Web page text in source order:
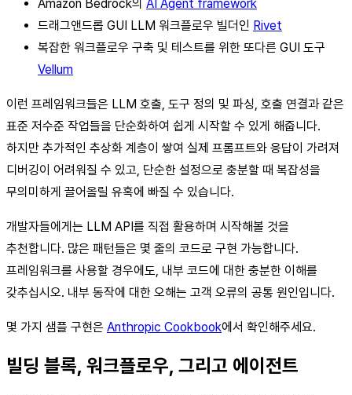
Amazon Bedrock의 AI Agent framework
드래그앤드롭 GUI LLM 워크플로우 빌더인 Rivet
복잡한 워크플로우 구축 및 테스트를 위한 또다른 GUI 도구
Vellum
이런 프레임워크들은 LLM 호출, 도구 정의 및 파싱, 호출 연결과 같은
표준 저수준 작업들을 단순화하여 쉽게 시작할 수 있게 해줍니다.
하지만 추가적인 추상화 계층이 쌓여 실제 프롬프트와 응답이 가려져
디버깅이 어려워질 수 있고, 단순한 설정으로 충분할 때 복잡성을
무의미하게 끌어올릴 유혹에 빠질 수 있습니다.
개발자들에게는 LLM API를 직접 활용하며 시작해볼 것을
추천합니다. 많은 패턴들은 몇 줄의 코드로 구현 가능합니다.
프레임워크를 사용할 경우에도, 내부 코드에 대한 충분한 이해를
갖추십시오. 내부 동작에 대한 오해는 고객 오류의 공통 원인입니다.
몇 가지 샘플 구현은 Anthropic Cookbook에서 확인해주세요.
빌딩 블록, 워크플로우, 그리고 에이전트